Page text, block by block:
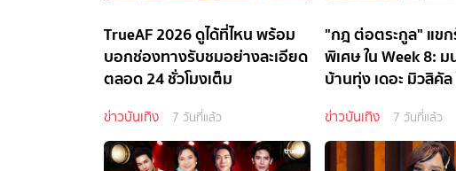
TrueAF 2026 ดูได้ที่ไหน พร้อม
บอกช่องทางรับชมอย่างละเอียด
ตลอด 24 ชั่วโมงเต็ม
ข่าวบันเทิง 7 วันที่แล้ว
"กฎ ต่อตระกูล" แข
พิเศษ ใน Week 8:
บ้านทุ่ง เดอะ มิวสิคั
ข่าวบันเทิง 7 วันที่แล้ว